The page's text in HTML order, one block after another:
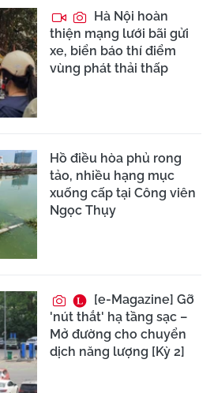
Hà Nội hoàn
thiện mạng lưới bãi gửi
xe, biển báo thí điểm
vùng phát thải thấp
Hồ điều hòa phủ rong
tảo, nhiều hạng mục
xuống cấp tại Công viên
Ngọc Thụy
[e-Magazine] Gỡ
'nút thắt' hạ tầng sạc –
Mở đường cho chuyển
dịch năng lượng [Kỳ 2]